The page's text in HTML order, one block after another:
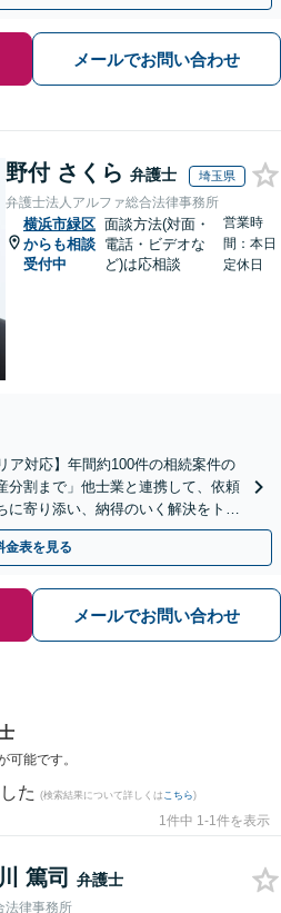
メールでお問い合わせ
野付 さくら 弁護士 埼玉県
弁護士法人アルファ総合法律事務所
横浜市緑区
からも相談
受付中
面談方法(対面・
電話・ビデオな
ど)は応相談
営業時
間：本日
定休日
ア対応】年間約100件の相続案件の
分割まで」他士業と連携して、依頼
に寄り添い、納得のいく解決をトー
時まで）の相談可】
金表を見る
メールでお問い合わせ
可能です。
た (検索結果について詳しくは こちら)
1件中 1-1件を表示
篤司 弁護士
法律事務所